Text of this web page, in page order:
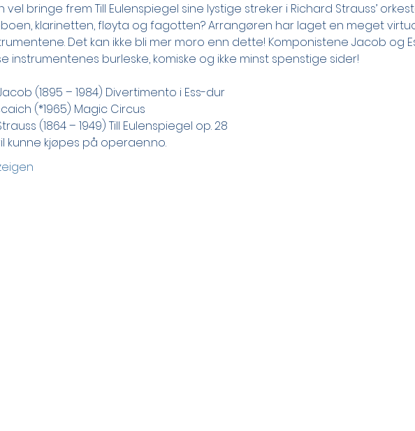
vel bringe frem Till Eulenspiegel sine lystige streker i Richard Strauss’
klarinetten, fløyta og fagotten? Arrangøren har laget en meget
Det kan ikke bli mer moro enn dette! Komponistene Jacob og
instrumentenes burleske, komiske og ikke minst spenstige sider!
(1895 – 1984) Divertimento i Ess-dur
(*1965) Magic Circus
(1864 – 1949) Till Eulenspiegel op. 28
kunne kjøpes på operaen.no.